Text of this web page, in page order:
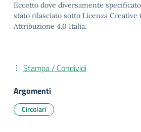
Eccetto dove diversamente
stato rilasciato sotto Licenza Creative
Attribuzione 4.0 Italia.
Stampa / Condividi
Argomenti
Circolari